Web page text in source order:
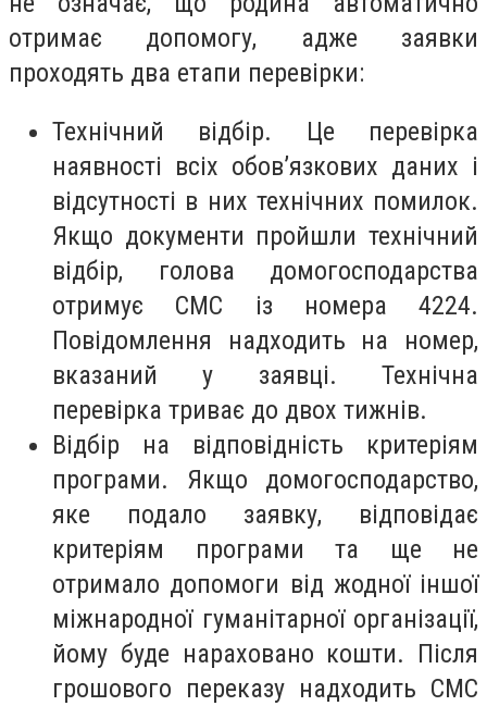
отримає допомогу, адже заявки
проходять два етапи перевірки:
Технічний відбір. Це перевірка
наявності всіх обов’язкових даних і
відсутності в них технічних помилок.
Якщо документи пройшли технічний
відбір, голова домогосподарства
отримує СМС із номера 4224.
Повідомлення надходить на номер,
вказаний у заявці. Технічна
перевірка триває до двох тижнів.
Відбір на відповідність критеріям
програми. Якщо домогосподарство,
яке подало заявку, відповідає
критеріям програми та ще не
отримало допомоги від жодної іншої
міжнародної гуманітарної організації,
йому буде нараховано кошти. Після
грошового переказу надходить СМС